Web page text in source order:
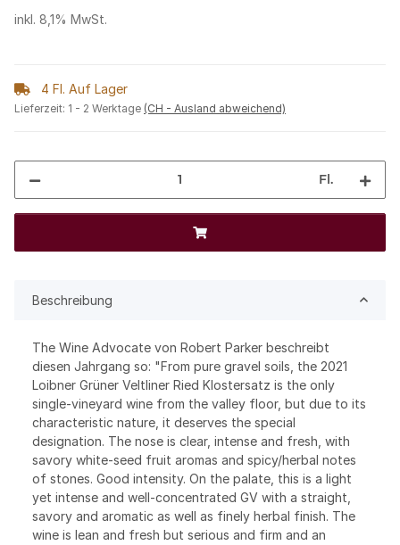
inkl. 8,1% MwSt.
4 Fl. Auf Lager
Lieferzeit: 1 - 2 Werktage (CH - Ausland abweichend)
Fl.
Beschreibung
The Wine Advocate von Robert Parker beschreibt
diesen Jahrgang so: "From pure gravel soils, the 2021
Loibner Grüner Veltliner Ried Klostersatz is the only
single-vineyard wine from the valley floor, but due to its
characteristic nature, it deserves the special
designation. The nose is clear, intense and fresh, with
savory white-seed fruit aromas and spicy/herbal notes
of stones. Good intensity. On the palate, this is a light
yet intense and well-concentrated GV with a straight,
savory and aromatic as well as finely herbal finish. The
wine is lean and fresh but serious and firm and an